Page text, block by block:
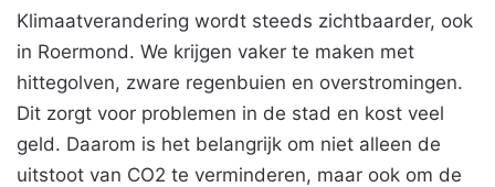
Klimaatverandering wordt steeds zichtbaarder, ook
in Roermond. We krijgen vaker te maken met
hittegolven, zware regenbuien en overstromingen.
Dit zorgt voor problemen in de stad en kost veel
geld. Daarom is het belangrijk om niet alleen de
uitstoot van CO2 te verminderen, maar ook om de